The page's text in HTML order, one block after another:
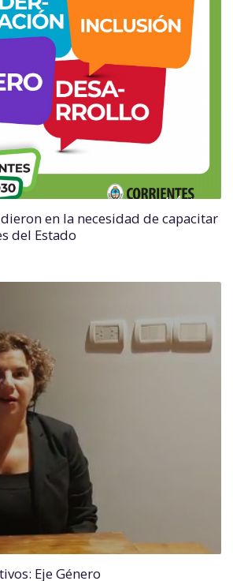
en la necesidad de capacitar
del Estado
Eje Género